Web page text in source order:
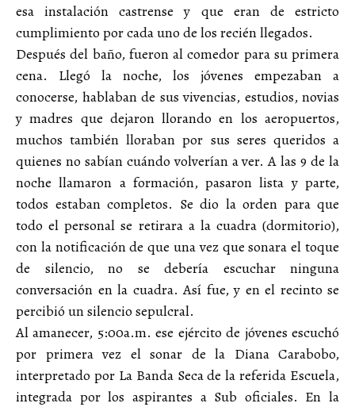
esa instalación castrense y que eran de estricto
cumplimiento por cada uno de los recién llegados.
Después del baño, fueron al comedor para su primera
cena. Llegó la noche, los jóvenes empezaban a
conocerse, hablaban de sus vivencias, estudios, novias
y madres que dejaron llorando en los aeropuertos,
muchos también lloraban por sus seres queridos a
quienes no sabían cuándo volverían a ver. A las 9 de la
noche llamaron a formación, pasaron lista y parte,
todos estaban completos. Se dio la orden para que
todo el personal se retirara a la cuadra (dormitorio),
con la notificación de que una vez que sonara el toque
de silencio, no se debería escuchar ninguna
conversación en la cuadra. Así fue, y en el recinto se
percibió un silencio sepulcral.
Al amanecer, 5:00a.m. ese ejército de jóvenes escuchó
por primera vez el sonar de la Diana Carabobo,
interpretado por La Banda Seca de la referida Escuela,
integrada por los aspirantes a Sub oficiales. En la